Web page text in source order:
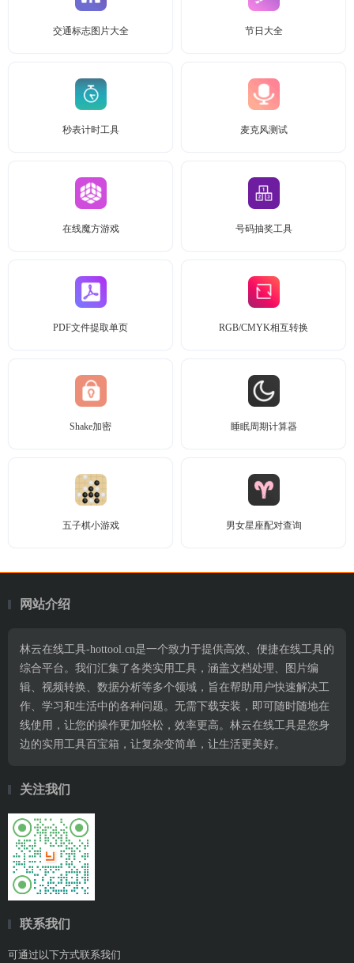
交通标志图片大全 节日大全
秒表计时工具 麦克风测试
在线魔方游戏 号码抽奖工具
PDF文件提取单页 RGB/CMYK相互转换
Shake加密 睡眠周期计算器
五子棋小游戏 男女星座配对查询
网站介绍
林云在线工具-hottool.cn是一个致力于提供高效、便捷在线工具的
综合平台。我们汇集了各类实用工具，涵盖文档处理、图片编
辑、视频转换、数据分析等多个领域，旨在帮助用户快速解决工
作、学习和生活中的各种问题。无需下载安装，即可随时随地在
线使用，让您的操作更加轻松，效率更高。林云在线工具是您身
边的实用工具百宝箱，让复杂变简单，让生活更美好。
关注我们
联系我们
可通过以下方式联系我们